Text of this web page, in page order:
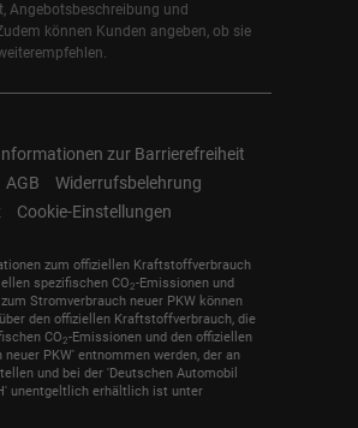
Angebotsbeschreibung und
können Kunden angeben, ob sie
zur Barrierefreiheit
AGB
Widerrufsbelehrung
Cookie-Einstellungen
zum offiziellen Kraftstoffverbrauch
spezifischen CO2-Emissionen und
Stromverbrauch neuer PKW können
den offiziellen Kraftstoffverbrauch, die
CO2-Emissionen und den offiziellen
PKW' entnommen werden, der an
und bei der 'Deutschen Automobil
unentgeltlich erhältlich ist unter